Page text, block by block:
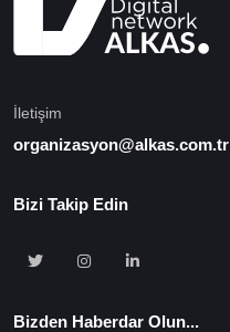
İletişim
organizasyon@alkas.com.tr
Bizi Takip Edin
Bizden Haberdar Olun...